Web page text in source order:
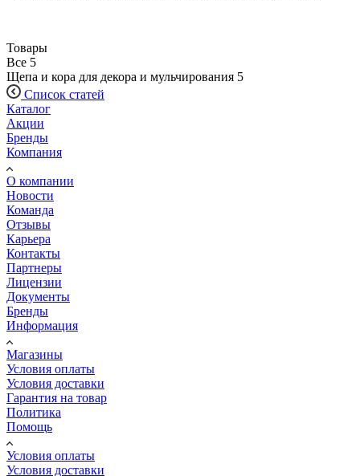
Товары
Все 5
Щепа и кора для декора и мульчирования 5
Список статей
Каталог
Акции
Бренды
Компания
О компании
Новости
Команда
Отзывы
Карьера
Контакты
Партнеры
Лицензии
Документы
Бренды
Информация
Магазины
Условия оплаты
Условия доставки
Гарантия на товар
Политика
Помощь
Условия оплаты
Условия доставки